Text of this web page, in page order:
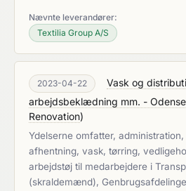
Nævnte leverandører:
Textilia Group A/S
2023-04-22
Vask og
arbejdsbeklædning mm. -
Renovation)
Ydelserne omfatter,
afhentning, vask, tørring,
arbejdstøj til medarbejdere i
(skraldemænd),